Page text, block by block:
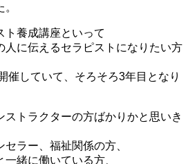
ト養成講座といって
人に伝えるセラピストになりたい方
催していて、そろそろ3年目となり
ストラクターの方ばかりかと思いき
ラー、福祉関係の方、
緒に働いている方、